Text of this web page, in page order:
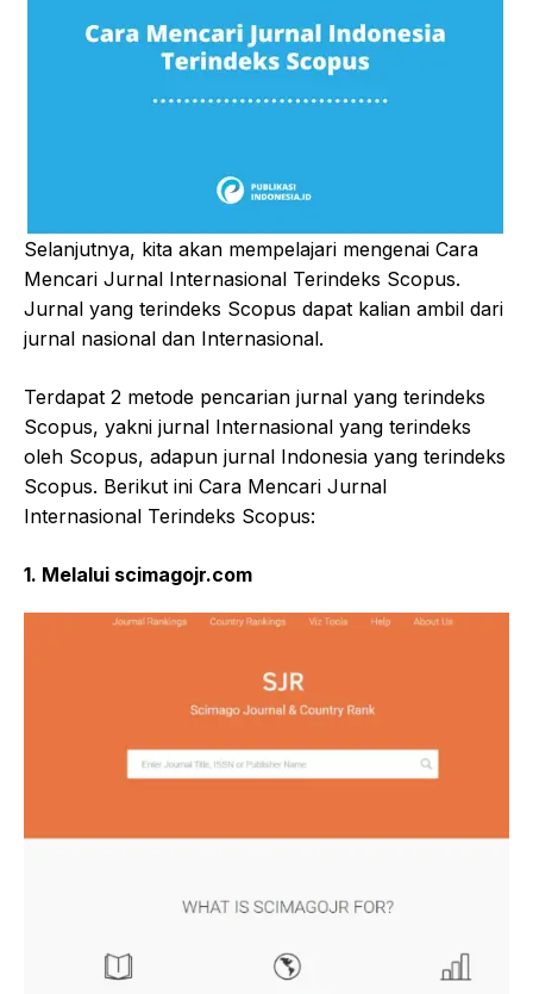
Selanjutnya, kita akan mempelajari mengenai Cara
Mencari Jurnal Internasional Terindeks Scopus.
Jurnal yang terindeks Scopus dapat kalian ambil dari
jurnal nasional dan Internasional.
Terdapat 2 metode pencarian jurnal yang terindeks
Scopus, yakni jurnal Internasional yang terindeks
oleh Scopus, adapun jurnal Indonesia yang terindeks
Scopus. Berikut ini Cara Mencari Jurnal
Internasional Terindeks Scopus:
1. Melalui scimagojr.com